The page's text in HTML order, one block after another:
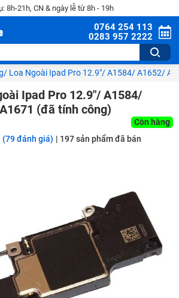
8h-21h, CN & ngày lễ từ 8h - 19h
0764 254 113
0283 957 2222
Loa Ngoài Ipad Pro 12.9"/ A1584/ A1652/
Ipad Pro 12.9"/ A1584/
(đã tính công)
Còn hàng
(79 đánh giá) | 197sản phẩm đã bán